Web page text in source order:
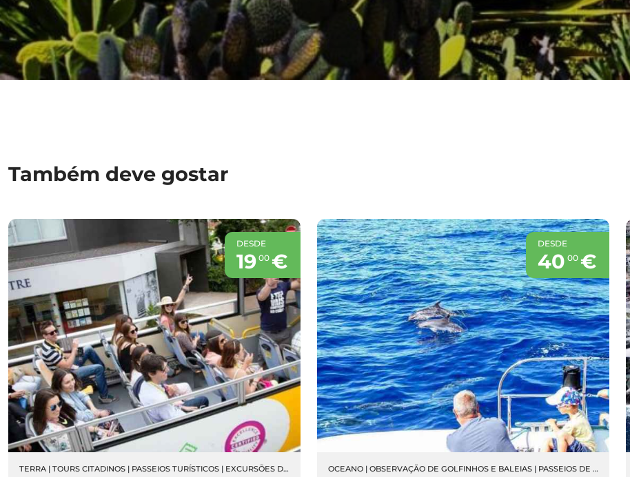
Também deve gostar
DESDE
19 00 €
TERRA | TOURS CITADINOS | PASSEIOS TURÍSTICOS | EXCURSÕES DE AUTOCARRO
DESDE
40 00 €
OCEANO | OBSERVAÇÃO DE GOLFINHOS E BALEIAS | PASSEIOS DE BARCO